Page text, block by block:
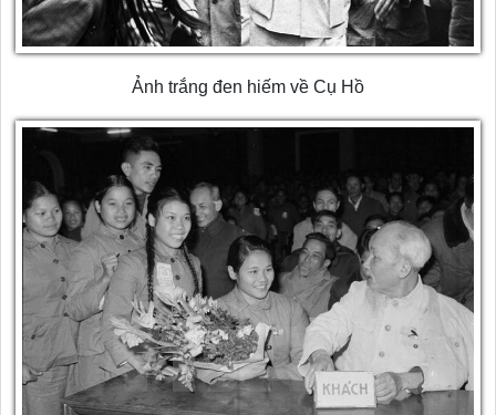
Ảnh trắng đen hiếm về Cụ Hồ